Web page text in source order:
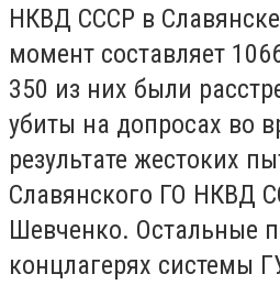
НКВД СССР в
момент составляет
350 из них были
убиты на допросах во
результате жестоких
Славянского ГО НКВД
Шевченко. Остальные
концлагерях системы